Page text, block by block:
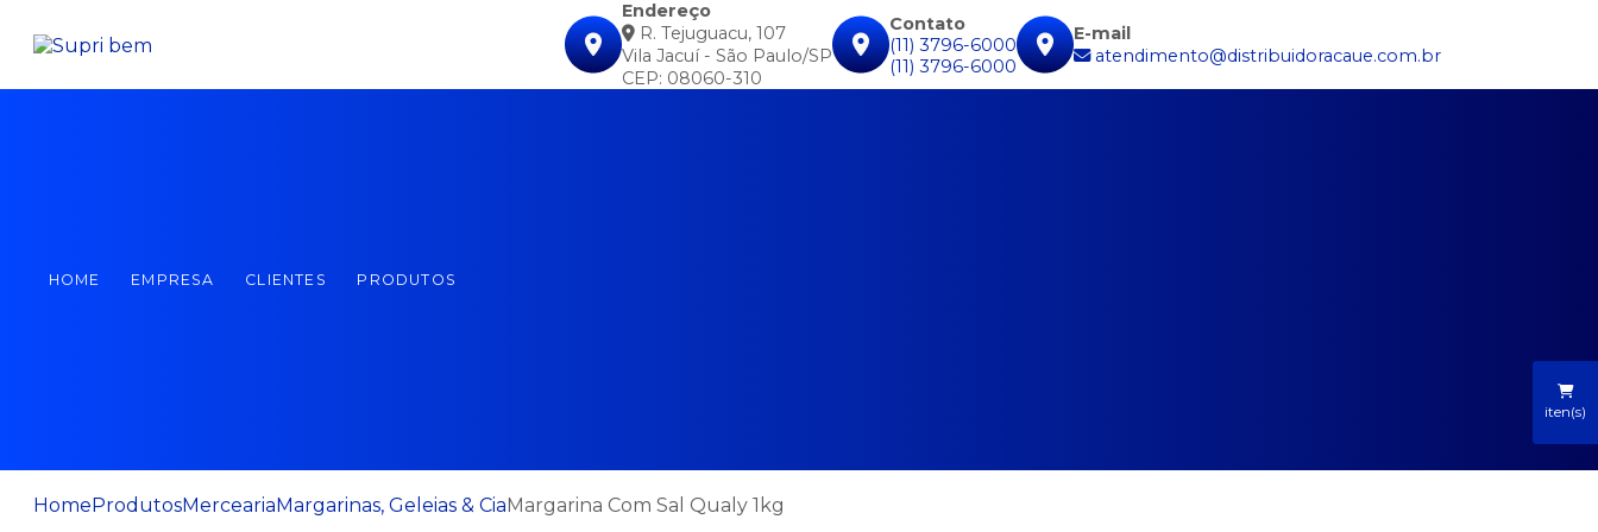
Endereço
R. Tejuguacu, 107
Vila Jacuí - São Paulo/SP
CEP: 08060-310
Contato
(11) 3796-6000
(11) 3796-6000
E-mail
atendimento@distribuidoracaue.com.br
HOME EMPRESA CLIENTES PRODUTOS
iten(s)
HomeProdutosMerceariaMargarinas, Geleias & CiaMargarina Com Sal Qualy 1kg